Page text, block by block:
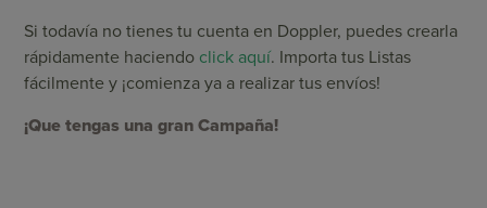
Si todavía no tienes tu cuenta en Doppler, puedes crearla
rápidamente haciendo click aquí. Importa tus Listas
fácilmente y ¡comienza ya a realizar tus envíos!
¡Que tengas una gran Campaña!